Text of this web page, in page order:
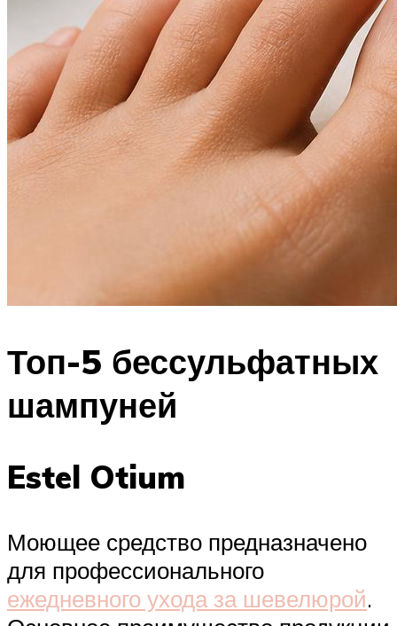
Топ-5 бессульфатных
шампуней
Estel Otium
Моющее средство предназначено
для профессионального
ежедневного ухода за шевелюрой.